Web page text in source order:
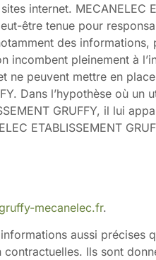
internet. MECANELEC
être tenue pour
des informations,
incombent pleinement à
ne peuvent mettre en
Dans l’hypothèse où un
GRUFFY, il lui
ETABLISSEMENT
mecanelec.fr.
aussi précises
Ils sont